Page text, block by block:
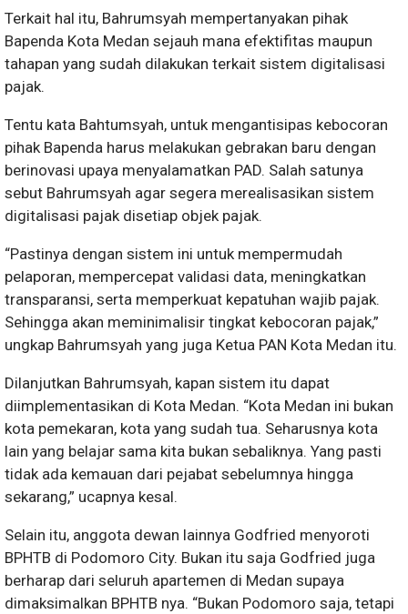
Terkait hal itu, Bahrumsyah mempertanyakan pihak
Bapenda Kota Medan sejauh mana efektifitas maupun
tahapan yang sudah dilakukan terkait sistem digitalisasi
pajak.
Tentu kata Bahtumsyah, untuk mengantisipas kebocoran
pihak Bapenda harus melakukan gebrakan baru dengan
berinovasi upaya menyalamatkan PAD. Salah satunya
sebut Bahrumsyah agar segera merealisasikan sistem
digitalisasi pajak disetiap objek pajak.
“Pastinya dengan sistem ini untuk mempermudah
pelaporan, mempercepat validasi data, meningkatkan
transparansi, serta memperkuat kepatuhan wajib pajak.
Sehingga akan meminimalisir tingkat kebocoran pajak,”
ungkap Bahrumsyah yang juga Ketua PAN Kota Medan itu.
Dilanjutkan Bahrumsyah, kapan sistem itu dapat
diimplementasikan di Kota Medan. “Kota Medan ini bukan
kota pemekaran, kota yang sudah tua. Seharusnya kota
lain yang belajar sama kita bukan sebaliknya. Yang pasti
tidak ada kemauan dari pejabat sebelumnya hingga
sekarang,” ucapnya kesal.
Selain itu, anggota dewan lainnya Godfried menyoroti
BPHTB di Podomoro City. Bukan itu saja Godfried juga
berharap dari seluruh apartemen di Medan supaya
dimaksimalkan BPHTB nya. “Bukan Podomoro saja, tetapi